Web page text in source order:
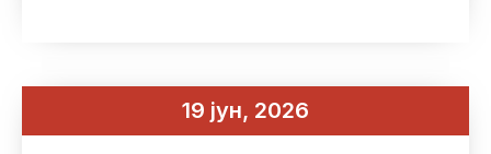
19 јун, 2026